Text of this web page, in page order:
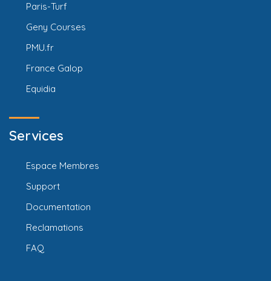
Paris-Turf
Geny Courses
PMU.fr
France Galop
Equidia
Services
Espace Membres
Support
Documentation
Reclamations
FAQ